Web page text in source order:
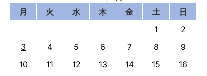
月
火 水 木 金 土
日
1
2
3
4 5 6 7 8
9
10
11 12 13 14 15
16